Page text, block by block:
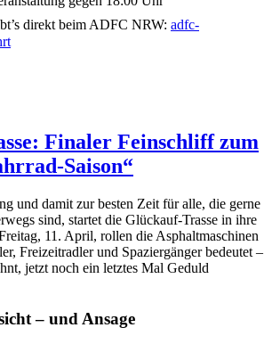
direkt beim ADFC NRW: adfc-
Finaler Feinschliff zum
Saison“
und damit zur besten Zeit für alle, die gerne
sind, startet die Glückauf-Trasse in ihre
11. April, rollen die Asphaltmaschinen
Freizeitradler und Spaziergänger bedeutet –
jetzt noch ein letztes Mal Geduld
– und Ansage